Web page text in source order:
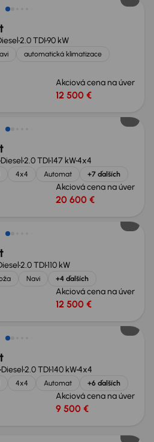
2.0 TDI90 kW
automatická klimatizace
Akciová cena na úver
12 500 €
Diesel2.0 TDI147 kW4x4
4x4 Automat +7 ďalších
Akciová cena na úver
20 600 €
2.0 TDI110 kW
Navi +4 ďalších
Akciová cena na úver
12 500 €
Diesel2.0 TDI140 kW4x4
4x4 Automat +6 ďalších
Akciová cena na úver
9 500 €